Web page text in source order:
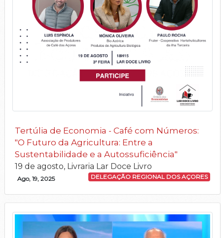
Tertúlia de Economia - Café com Números:
"O Futuro da Agricultura: Entre a
Sustentabilidade e a Autossuficiência"
19 de agosto, Livraria Lar Doce Livro
Ago, 19, 2025 DELEGAÇÃO REGIONAL DOS AÇORES